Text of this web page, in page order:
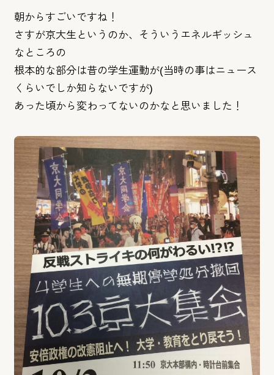
朝からすごいですね！
さすが京大生というのか、
そういうエネルギッシュ
なところの
根本的な部分は昔の学生運動が(当時の事はニュース
くらいでしか知らないですが)
あった頃から変わってないのかなと思いました！